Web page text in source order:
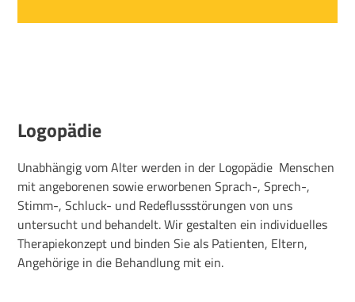
Logopädie
Unabhängig vom Alter werden in der Logopädie Menschen
mit angeborenen sowie erworbenen Sprach-, Sprech-,
Stimm-, Schluck- und Redeflussstörungen von uns
untersucht und behandelt. Wir gestalten ein individuelles
Therapiekonzept und binden Sie als Patienten, Eltern,
Angehörige in die Behandlung mit ein.